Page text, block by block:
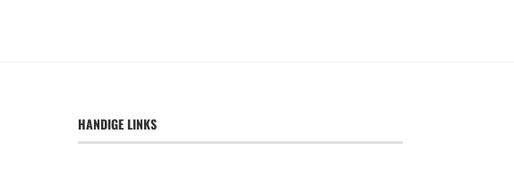
HANDIGE LINKS